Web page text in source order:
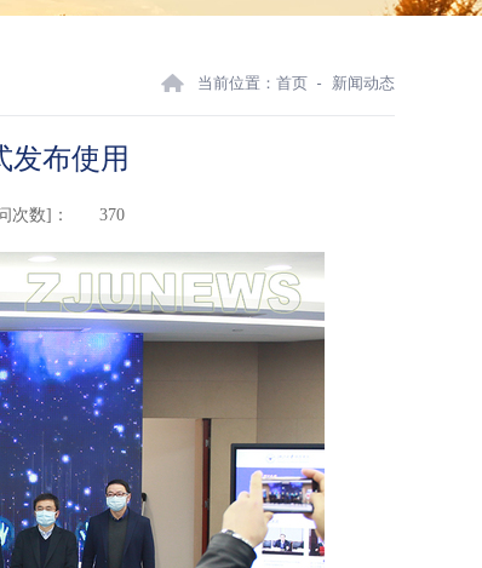
当前位置： 首页 新闻动态
发布使用
次数]： 370